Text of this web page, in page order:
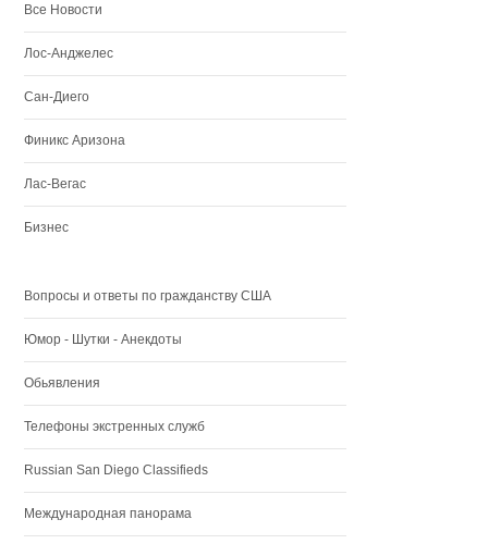
Все Новости
Лос-Анджелес
Сан-Диего
Финикс Аризона
Лас-Вегас
Бизнес
Вопросы и ответы по гражданству США
Юмор - Шутки - Анекдоты
Обьявления
Телефоны экстренных служб
Russian San Diego Classifieds
Международная панорама